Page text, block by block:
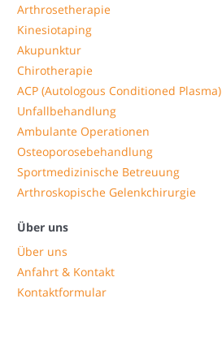
Arthrosetherapie
Kinesiotaping
Akupunktur
Chirotherapie
ACP (Autologous Conditioned Plasma)
Unfallbehandlung
Ambulante Operationen
Osteoporosebehandlung
Sportmedizinische Betreuung
Arthroskopische Gelenkchirurgie
Über uns
Über uns
Anfahrt & Kontakt
Kontaktformular